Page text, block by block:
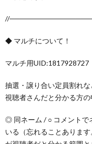
//
◆ マルチについて！
マルチ用UID:1817928727
抽選・譲り合い定員割れ
視聴者さんだと分かる方
◎ 同ネーム / ○ コメントで
いる（忘れることあります